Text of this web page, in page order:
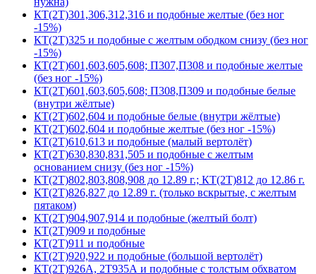
КТ(2Т)301,306,312,316 и подобные желтые (без ног
-15%)
КТ(2Т)325 и подобные с желтым ободком снизу (без ног
-15%)
КТ(2Т)601,603,605,608; П307,П308 и подобные желтые
(без ног -15%)
КТ(2Т)601,603,605,608; П308,П309 и подобные белые
(внутри жёлтые)
КТ(2Т)602,604 и подобные белые (внутри жёлтые)
КТ(2Т)602,604 и подобные желтые (без ног -15%)
КТ(2Т)610,613 и подобные (малый вертолёт)
КТ(2Т)630,830,831,505 и подобные с желтым
основанием снизу (без ног -15%)
КТ(2Т)802,803,808,908 до 12.89 г.; КТ(2Т)812 до 12.86 г.
КТ(2Т)826,827 до 12.89 г. (только вскрытые, с желтым
пятаком)
КТ(2Т)904,907,914 и подобные (желтый болт)
КТ(2Т)909 и подобные
КТ(2Т)911 и подобные
КТ(2Т)920,922 и подобные (большой вертолёт)
КТ(2Т)926А, 2Т935А и подобные с толстым обхватом